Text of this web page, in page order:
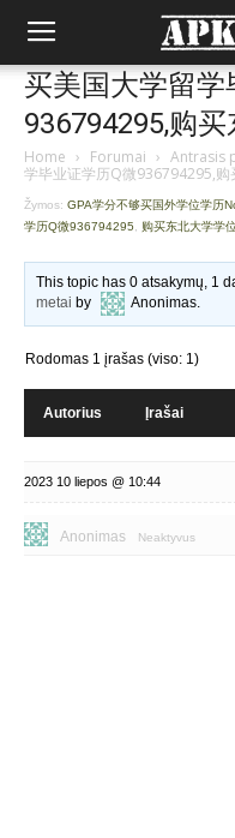
买美国大学留学
936794295,购
Home › Forumai › Antrasis
学毕业证学历Q微936794295,购
Žymos: GPA学分不够买国外学位学历
学历Q微936794295
购买东北大学学
This topic has 0 atsakymų, 1
metai by Anonimas.
Rodomas 1 įrašas (viso: 1)
Autorius Įrašai
2023 10 liepos @ 10:44
Anonimas Neaktyvus